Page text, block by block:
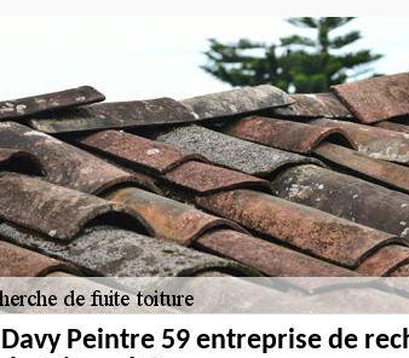
Davy Peintre 59 entreprise de